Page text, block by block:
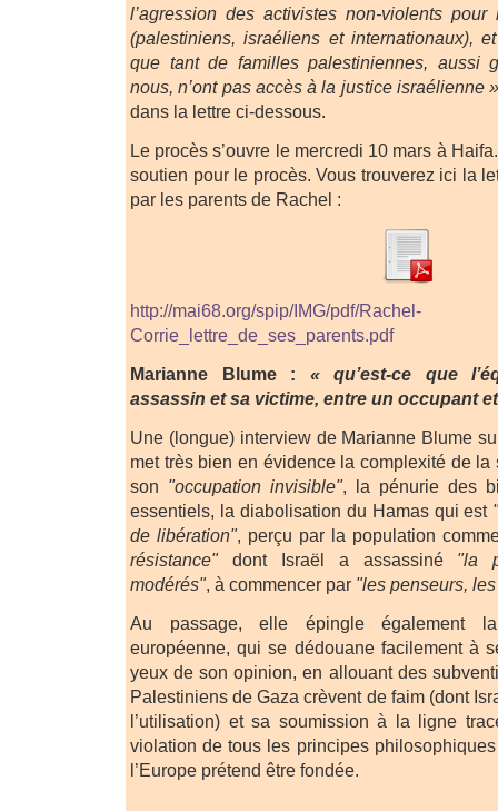
l’agression des activistes non-violents
(palestiniens, israéliens et internationaux),
que tant de familles palestiniennes, aussi
nous, n’ont pas accès à la justice israélienne
dans la lettre ci-dessous.
Le procès s’ouvre le mercredi 10 mars à
soutien pour le procès. Vous trouverez ici la
par les parents de Rachel :
http://mai68.org/spip/IMG/pdf/Rachel-
Corrie_lettre_de_ses_parents.pdf
Marianne Blume : « qu’est-ce que
assassin et sa victime, entre un occupant
Une (longue) interview de Marianne Blume
met très bien en évidence la complexité de la
son "occupation invisible", la pénurie des
essentiels, la diabolisation du Hamas qui est
de libération", perçu par la population
résistance"dont Israël a assassiné "la
modérés", à commencer par "les penseurs,
Au passage, elle épingle également
européenne, qui se dédouane facilement à
yeux de son opinion, en allouant des
Palestiniens de Gaza crèvent de faim (dont
l’utilisation) et sa soumission à la ligne
violation de tous les principes
l’Europe prétend être fondée.